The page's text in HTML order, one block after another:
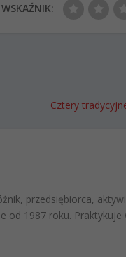
WSKAŹNIK:
Cztery
przedsiębiorca,
od 1987 roku. Praktykuje